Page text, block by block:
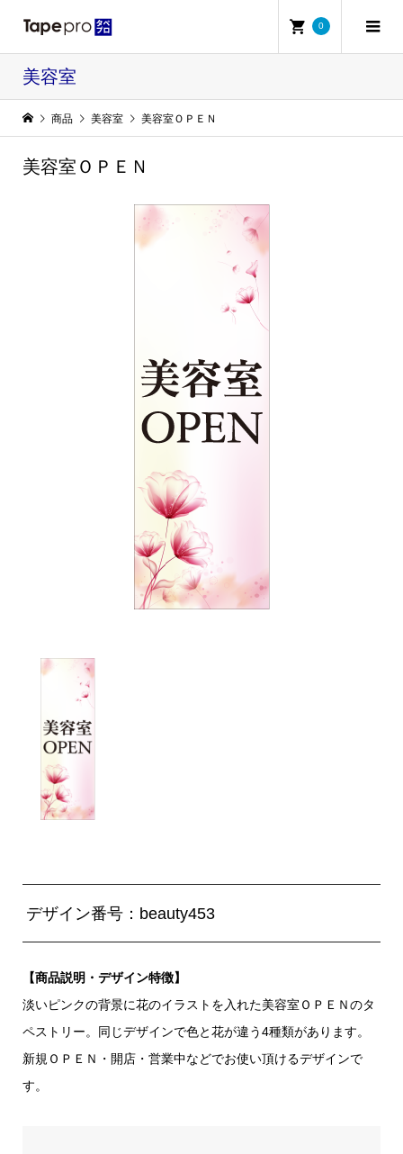
0
美容室
商品 美容室 美容室ＯＰＥＮ
美容室ＯＰＥＮ
デザイン番号：beauty453
【商品説明・デザイン特徴】
淡いピンクの背景に花のイラストを入れた美容室ＯＰＥＮのタ
ペストリー。同じデザインで色と花が違う4種類があります。
新規ＯＰＥＮ・開店・営業中などでお使い頂けるデザインで
す。